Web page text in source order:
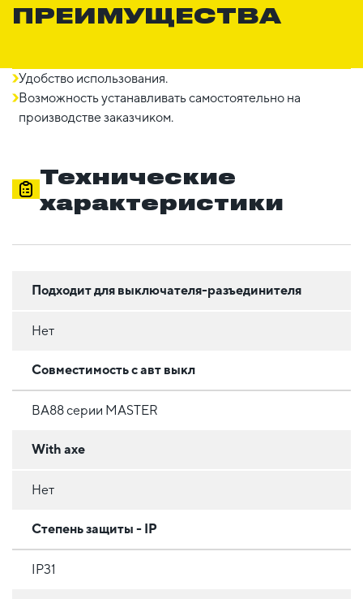
ПРЕИМУЩЕСТВА
Удобство использования.
Возможность устанавливать самостоятельно на
производстве заказчиком.
Технические
характеристики
Подходит для выключателя-разъединителя
Нет
Совместимость с авт выкл
ВА88 серии MASTER
With axe
Нет
Степень защиты - IP
IP31